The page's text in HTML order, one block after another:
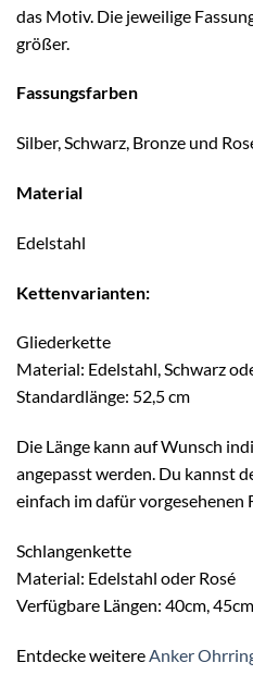
das Motiv. Die jeweilige
größer.
Fassungsfarben
Silber, Schwarz, Bronze und
Material
Edelstahl
Kettenvarianten:
Gliederkette
Material: Edelstahl, Schwarz
Standardlänge: 52,5 cm
Die Länge kann auf Wunsch
angepasst werden. Du kannst
einfach im dafür vorgesehenen
Schlangenkette
Material: Edelstahl oder Rosé
Verfügbare Längen: 40cm,
Entdecke weitere Anker